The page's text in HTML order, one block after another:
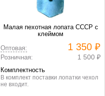
Малая пехотная лопата СССР с
клеймом
Оптовая:
1 350 ₽
Розничная: 1 500 ₽
Комплектность
В комплект поставки лопатки чехол
не входит.